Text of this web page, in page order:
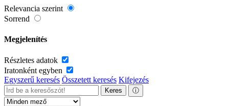
Relevancia szerint
Sorrend
Megjelenítés
Részletes adatok
Iratonként egyben
Egyszerű keresés Összetett keresés Kifejezés
Keres ⓘ